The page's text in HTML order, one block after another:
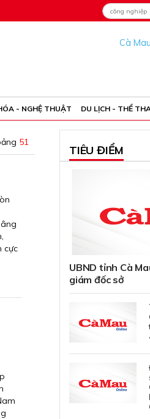
Cà Mau
- NGHỆ THUẬT DU LỊCH - THỂ
51
cực
TIÊU ĐIỂM
UBND tỉnh Cà
giám đốc sở